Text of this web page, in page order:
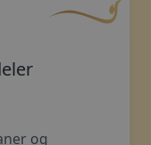
og